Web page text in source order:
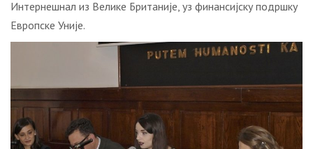
Интернешнал из Велике Британије, уз финансијску подршку
Европске Уније.